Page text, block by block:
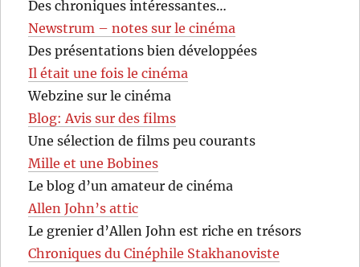
Des chroniques intéressantes…
Newstrum – notes sur le cinéma
Des présentations bien développées
Il était une fois le cinéma
Webzine sur le cinéma
Blog: Avis sur des films
Une sélection de films peu courants
Mille et une Bobines
Le blog d’un amateur de cinéma
Allen John’s attic
Le grenier d’Allen John est riche en trésors
Chroniques du Cinéphile Stakhanoviste